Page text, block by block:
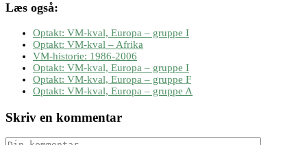
Læs også:
Optakt: VM-kval, Europa – gruppe I
Optakt: VM-kval – Afrika
VM-historie: 1986-2006
Optakt: VM-kval, Europa – gruppe I
Optakt: VM-kval, Europa – gruppe F
Optakt: VM-kval, Europa – gruppe A
Skriv en kommentar